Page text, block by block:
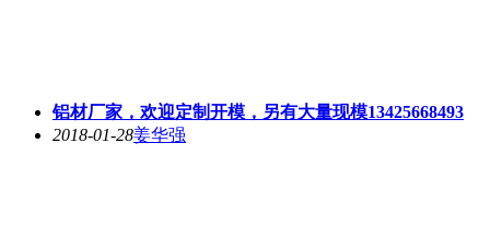
铝材厂家，欢迎定制开模，另有大量现模13425668493
2018-01-28姜华强